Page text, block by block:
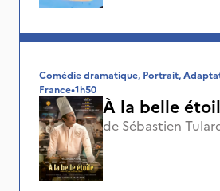
Comédie dramatique, Portrait,
France•1h50
À la belle
de Sébastien